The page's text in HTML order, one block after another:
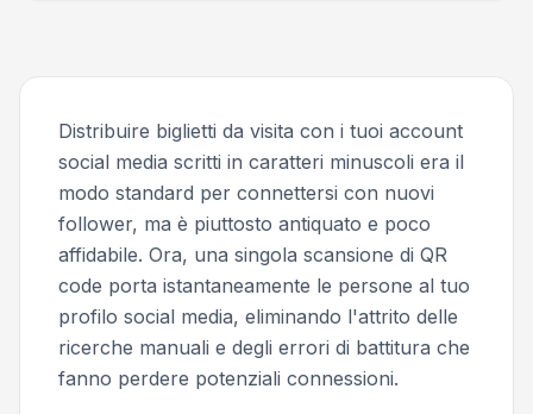
Distribuire biglietti da visita con i tuoi account
social media scritti in caratteri minuscoli era il
modo standard per connettersi con nuovi
follower, ma è piuttosto antiquato e poco
affidabile. Ora, una singola scansione di QR
code porta istantaneamente le persone al tuo
profilo social media, eliminando l'attrito delle
ricerche manuali e degli errori di battitura che
fanno perdere potenziali connessioni.